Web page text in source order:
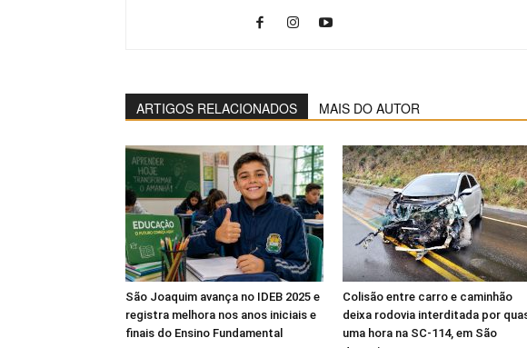
ARTIGOS RELACIONADOS MAIS DO AUTOR
São Joaquim avança no IDEB 2025 e
registra melhora nos anos iniciais e
finais do Ensino Fundamental
Colisão entre carro e caminhão
deixa rodovia interditada por
uma hora na SC-114, em São